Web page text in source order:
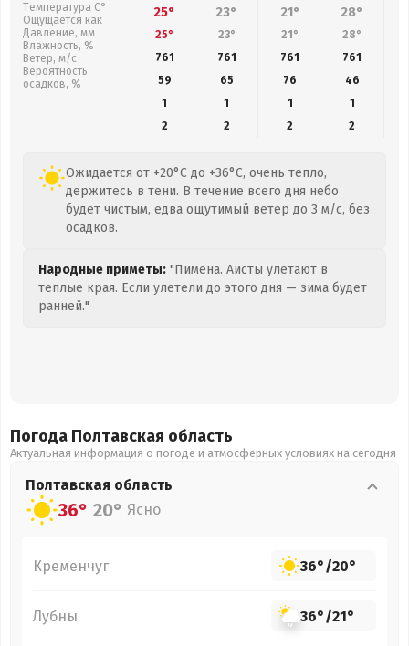
Температура С°
Ощущается как
Давление, мм
Влажность, %
Ветер, м/с
Вероятность
осадков, %
25° 23° 21° 28°
25° 23° 21° 28°
761
761 761 761
59
65 76 46
1
1 1
1
2
2 2 2
Ожидается от +20°C до +36°C, очень тепло,
держитесь в тени. В течение всего дня небо
будет чистым, едва ощутимый ветер до 3 м/с, без
осадков.
Народные приметы: "Пимена. Аисты улетают в
теплые края. Если улетели до этого дня — зима будет
ранней."
Погода Полтавская область
Актуальная информация о погоде и атмосферных условиях на сегодня
Полтавская область
36° 20° Ясно
Кременчуг 36°/20°
Лубны 36°/21°